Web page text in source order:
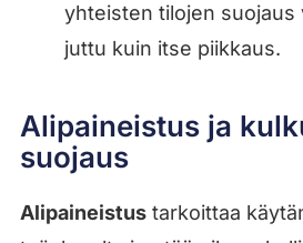
yhteisten tilojen suojaus
juttu kuin itse piikkaus.
Alipaineistus ja
suojaus
Alipaineistustarkoittaa